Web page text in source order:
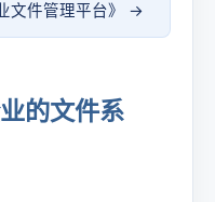
文件管理平台》 →
的文件系